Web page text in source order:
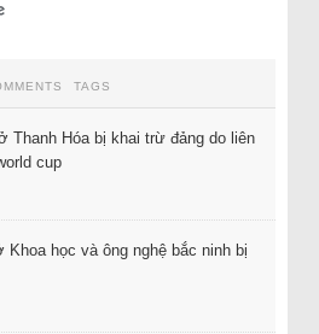
TAGS
Thanh Hóa bị khai trừ đảng do liên
cup
Khoa học và ông nghệ bắc ninh bị